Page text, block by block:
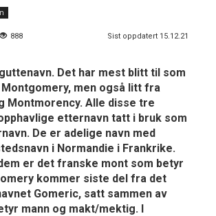
888 Sist oppdatert 15.12.21
Det har mest blitt til som
men også litt fra
Montmorency. Alle disse tre
etternavn tatt i bruk som
De er adelige navn med
i Normandie i Frankrike.
er det franske mont som betyr
kommer siste del fra det
Gomeric, satt sammen av
mann og makt/mektig. I